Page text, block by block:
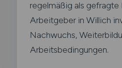
regelmäßig als gefragte
Arbeitgeber in Willich
Nachwuchs,
Arbeitsbedingungen.